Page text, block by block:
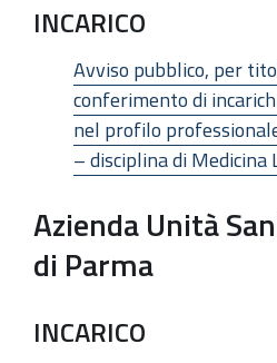
INCARICO
Avviso pubblico, per
conferimento di
nel profilo
– disciplina di Medicina
Azienda Unità
di Parma
INCARICO